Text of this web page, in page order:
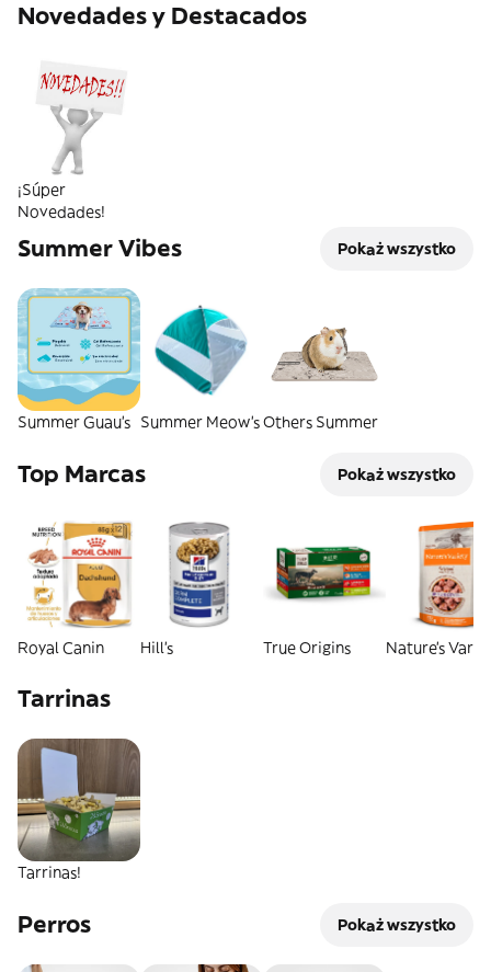
Pollo pienso
Novedades y Destacados
¡Súper
Novedades!
Summer Vibes Pokaż wszystko
Summer Guau's Summer Meow'sOthers Summer
Top Marcas Pokaż wszystko
Royal Canin Hill's True Origins Nature's
Tarrinas
Tarrinas!
Perros Pokaż wszystko